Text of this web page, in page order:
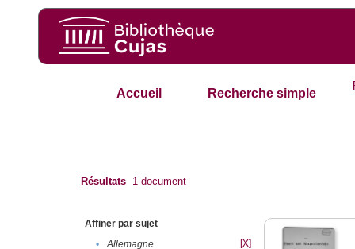
Accueil Recherche simple
Résultats 1 document
Affiner par sujet
•
Allemagne
[X]